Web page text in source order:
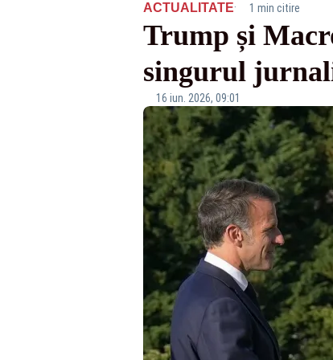
ACTUALITATE· 1 min citire
Trump și
singurul
16 iun. 2026, 09:01